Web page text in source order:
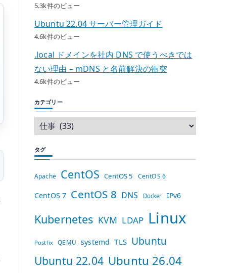
5.3k件のビュー
Ubuntu 22.04 サーバー管理ガイド
4.6k件のビュー
.local ドメインを社内 DNS で使うべきでは
ない理由 – mDNS と名前解決の衝突
4.6k件のビュー
カテゴリー
タグ
Apache CentOS CentOS 5 CentOS 6
CentOS 7 CentOS 8 DNS Docker IPv6
Kubernetes KVM LDAP Linux
Postfix QEMU systemd TLS Ubuntu
Ubuntu 22.04 Ubuntu 26.04